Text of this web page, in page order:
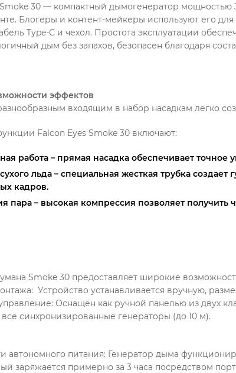
Smoke 30 — компактный дымогенератор
Блогеры и контент-мейкеры используют его
Type-C и чехол. Простота эксплуатации
дым без запахов, безопасен благодаря
эффектов
входящим в набор насадкам легко
Falcon Eyes Smoke 30 включают:
работа – прямая насадка обеспечивает
льда – специальная жесткая трубка
кадров.
пара – высокая компрессия позволяет получить
Smoke 30 предоставляет широкие
Устройство устанавливается вручную,
Оснащён как ручной панелью из двух
синхронизированные генераторы (до 10 м).
автономного питания: Генератор дыма
заряжается примерно за 3 часа посредством